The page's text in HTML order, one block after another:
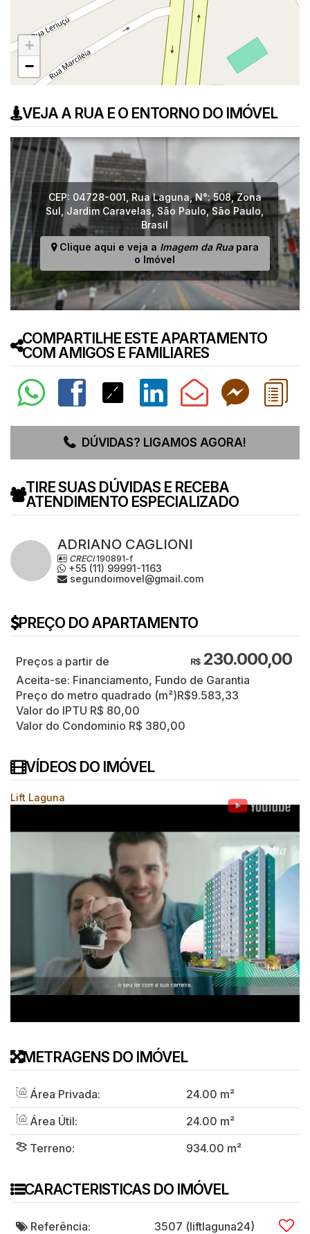
+
−
VEJA A RUA E O ENTORNO DO IMÓVEL
CEP: 04728-001, Rua Laguna,N°:508,Zona
Sul ,Jardim Caravelas São Paulo,São Paulo
Brasil
Clique aqui e veja a Imagem da Ruapara
o Imóvel
COMPARTILHE ESTE APARTAMENTO
COM AMIGOS E FAMILIARES
DÚVIDAS? LIGAMOS AGORA!
TIRE SUAS DÚVIDAS E RECEBA
ATENDIMENTO ESPECIALIZADO
ADRIANO CAGLIONI
CRECI190891-f
+55 (11) 99991-1163
segundoimovel@gmail.com
PREÇO DO APARTAMENTO
R$230.000,00
Aceita-se: Financiamento, Fundo de Garantia
Preço do metro quadrado (m²)R$9.583,33
Valor do IPTU R$ 80,00
Valor do Condominio R$ 380,00
VÍDEOS DO IMÓVEL
Lift Laguna
METRAGENS DO IMÓVEL
Área Privada: 24.00 m²
Área Útil:
24.00 m²
Terreno:
934.00 m²
CARACTERISTICAS DO IMÓVEL
Referência: 3507 (liftlaguna24)